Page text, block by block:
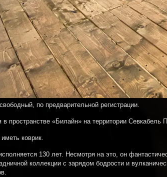
по предварительной регистрации.
в пространстве «Билайн» на территории Севкабель
коврик.
130 лет. Несмотря на это, он
коллекции c зарядом бодрости и